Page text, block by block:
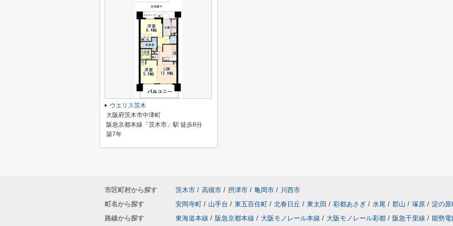
ウエリス茨木
大阪府茨木市中津町
阪急京都本線「茨木市」駅 徒歩8分
築7年
市区町村から探す 茨木市 / 高槻市 / 摂津市 / 亀岡市 / 川西市
町名から探す
安岡寺町 / 山手台 / 東五百住町 / 北春日丘 / 東太田 / 彩都あさぎ / 水尾 / 郡山 / 塚原 / 淀の原
路線から探す
東海道本線 / 阪急京都本線 / 大阪モノレール本線 / 大阪モノレール彩都 / 阪急千里線 / 能勢電